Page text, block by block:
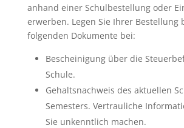
anhand einer Schulbestellung oder
erwerben. Legen Sie Ihrer Bestellung
folgenden Dokumente bei:
Bescheinigung über die
Schule.
Gehaltsnachweis des aktuellen
Semesters. Vertrauliche
Sie unkenntlich machen.